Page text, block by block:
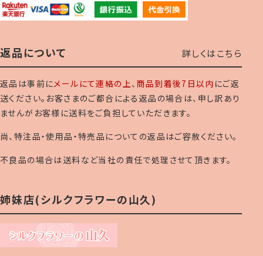
返品について 詳しくはこちら
返品は事前にメールにて連絡の上、 商品到着後7日以内 にご返
送ください。お客さまのご都合による返品の場合は、申し訳あり
ませんがお客様に送料をご負担していただきます。
尚、特注品・使用品・特売品についての返品はご容赦ください。
不良品の場合は送料など当社の責任で処理させて頂きます。
姉妹店(シルクフラワーの山久)